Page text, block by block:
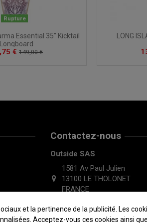
Rupture
Essential 35" Kicktail
€ 149,00 €
LONG
Contactez-nous
Outside SAS
1581 Av Paul Julien
13100 LE THOLONET
FRANCE
et la pertinence de la publicité. Les
Acceptez-vous ces cookies ainsi